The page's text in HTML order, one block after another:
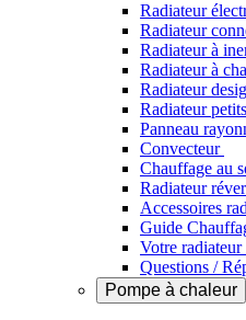
Radiateur
Radiateur
Radiateur à
Radiateur à
Radiateur
Radiateur
Panneau
Convecteur
Chauffage au
Radiateur
Accessoires
Guide
Votre
Questions /
Pompe à chaleur